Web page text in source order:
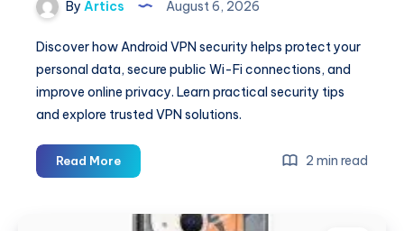
By Artics August 6, 2026
Discover how Android VPN security helps protect your
personal data, secure public Wi-Fi connections, and
improve online privacy. Learn practical security tips
and explore trusted VPN solutions.
Read MoreAndroid
VPN
Why
2 min read